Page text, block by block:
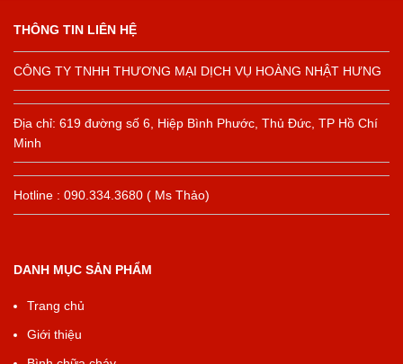
THÔNG TIN LIÊN HỆ
CÔNG TY TNHH THƯƠNG MẠI DỊCH VỤ HOÀNG NHẬT HƯNG
Địa chỉ: 619 đường số 6, Hiệp Bình Phước, Thủ Đức, TP Hồ Chí
Minh
Hotline : 090.334.3680 ( Ms Thảo)
DANH MỤC SẢN PHẨM
Trang chủ
Giới thiệu